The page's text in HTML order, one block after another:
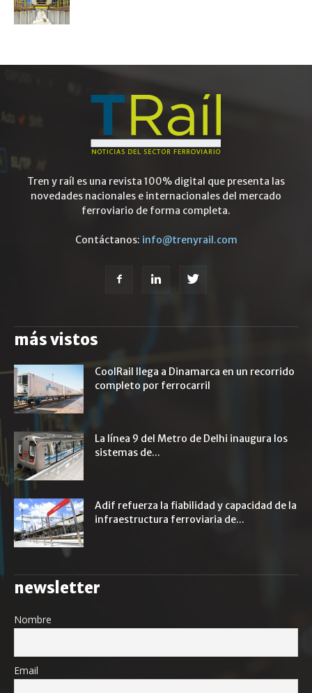
Tren y raíl es una revista 100% digital que presenta las
novedades nacionales e internacionales del mercado
ferroviario de forma completa.
Contáctanos: info@trenyrail.com
más vistos
CoolRail llega a Dinamarca en un recorrido
completo por ferrocarril
La línea 9 del Metro de Delhi inaugura los
sistemas de...
Adif refuerza la fiabilidad y capacidad de la
infraestructura ferroviaria de...
newsletter
Nombre
Email